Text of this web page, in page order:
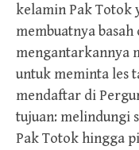
kelamin Pak Totok
membuatnya
mengantarkannya
untuk meminta les
mendaftar di
tujuan: melindungi
Pak Totok hingga